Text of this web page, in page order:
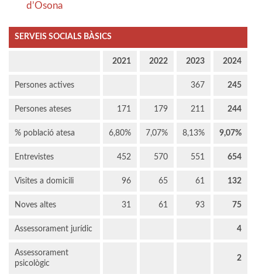
d’Osona
SERVEIS SOCIALS BÀSICS
2021 2022 2023 2024
Persones actives 367 245
Persones ateses 171 179 211 244
% població atesa 6,80% 7,07% 8,13% 9,07%
Entrevistes 452 570 551 654
Visites a domicili 96 65 61 132
Noves altes 31 61 93 75
Assessorament jurídic 4
Assessorament
psicològic
2